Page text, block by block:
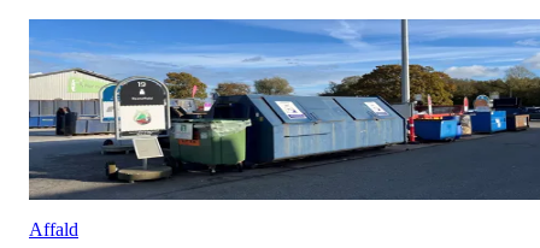
Affald